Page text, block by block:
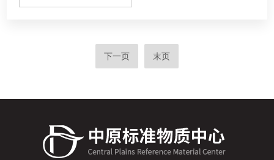
下一页 末页